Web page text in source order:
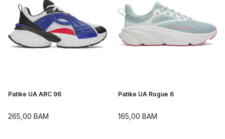
Patike UA ARC 96
265,00 BAM
Patike UA Rogue 6
165,00 BAM